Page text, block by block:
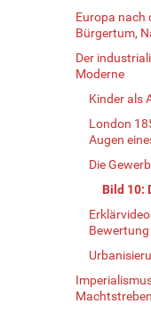
Europa nach
Bürgertum,
Der
Moderne
Kinder als
London
Augen
Die
Bild 10: